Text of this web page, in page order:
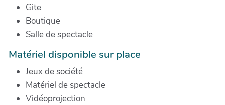
Gite
Boutique
Salle de spectacle
Matériel disponible sur place
Jeux de société
Matériel de spectacle
Vidéoprojection